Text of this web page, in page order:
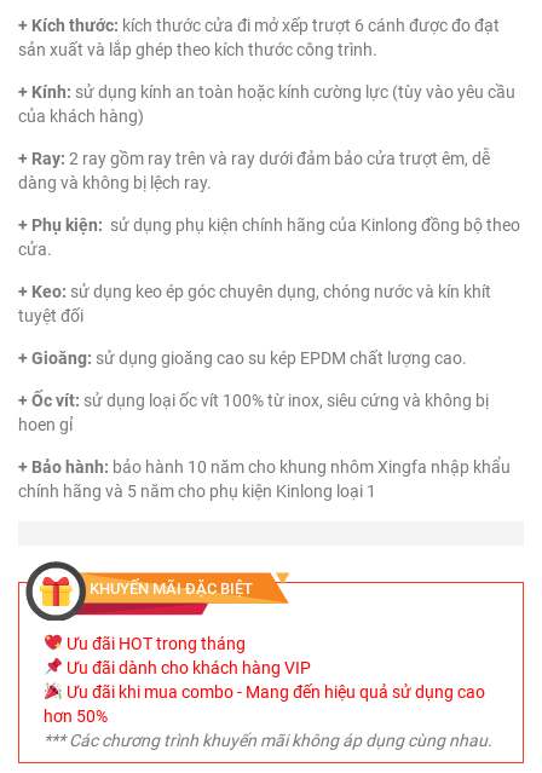
+ Kích thước: kích thước cửa đi mở xếp trượt 6 cánh được đo đạt
sản xuất và lắp ghép theo kích thước công trình.
+ Kính: sử dụng kính an toàn hoặc kính cường lực (tùy vào yêu cầu
của khách hàng)
+ Ray: 2 ray gồm ray trên và ray dưới đảm bảo cửa trượt êm, dễ
dàng và không bị lệch ray.
+ Phụ kiện: sử dụng phụ kiện chính hãng của Kinlong đồng bộ theo
cửa.
+ Keo: sử dụng keo ép góc chuyên dụng, chóng nước và kín khít
tuyệt đối
+ Gioăng: sử dụng gioăng cao su kép EPDM chất lượng cao.
+ Ốc vít: sử dụng loại ốc vít 100% từ inox, siêu cứng và không bị
hoen gỉ
+ Bảo hành: bảo hành 10 năm cho khung nhôm Xingfa nhập khẩu
chính hãng và 5 năm cho phụ kiện Kinlong loại 1
KHUYẾN MÃI ĐẶC BIỆT
Ưu đãi HOT trong tháng
Ưu đãi dành cho khách hàng VIP
Ưu đãi khi mua combo - Mang đến hiệu quả sử dụng cao
hơn 50%
*** Các chương trình khuyến mãi không áp dụng cùng nhau.